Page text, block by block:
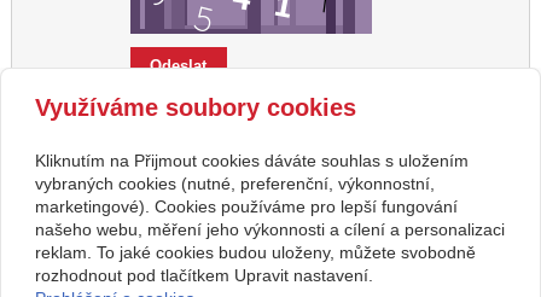
Zvýrazněné položky jsou povinné.
Kontakt
Svatební studio Forever
Nekonečná 1024, 123 00
+420 123 456 789
Využíváme soubory cookies
Kliknutím na Přijmout cookies dáváte souhlas s uložením
vybraných cookies (nutné, preferenční, výkonnostní,
marketingové). Cookies používáme pro lepší fungování
našeho webu, měření jeho výkonnosti a cílení a personalizaci
reklam. To jaké cookies budou uloženy, můžete svobodně
rozhodnout pod tlačítkem Upravit nastavení.